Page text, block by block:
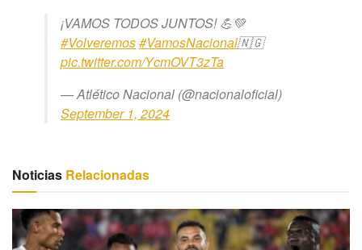
¡VAMOS TODOS JUNTOS! 💪💚
#Volveremos#VamosNacional🇳🇬
pic.twitter.com/YcmOVT3zTa
— Atlético Nacional (@nacionaloficial)
September 1, 2024
Noticias Relacionadas